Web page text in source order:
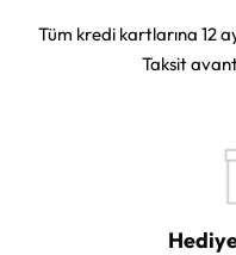
Tüm kredi kartlarına 12
Taksit